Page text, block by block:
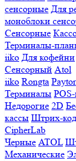
сенсорные Для
моноблоки
Сенсорные
Терминалы-
iiko Для кофейни
Сенсорный Atol
iiko Rongta Paytor
Терминалы
Недорогие 2D
кассы Штрих-
CipherLab
Черные ATOL
Механические